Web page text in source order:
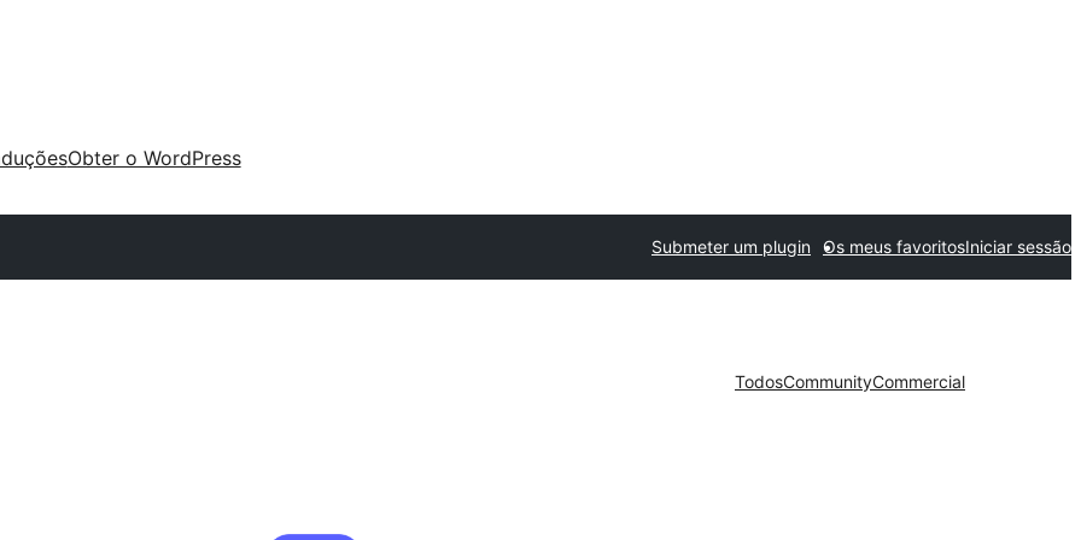
Obter o WordPress
Submeter um plugin Os meus favoritosIniciar sessão
TodosCommunityCommercial